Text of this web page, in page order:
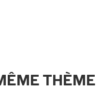
THÈME